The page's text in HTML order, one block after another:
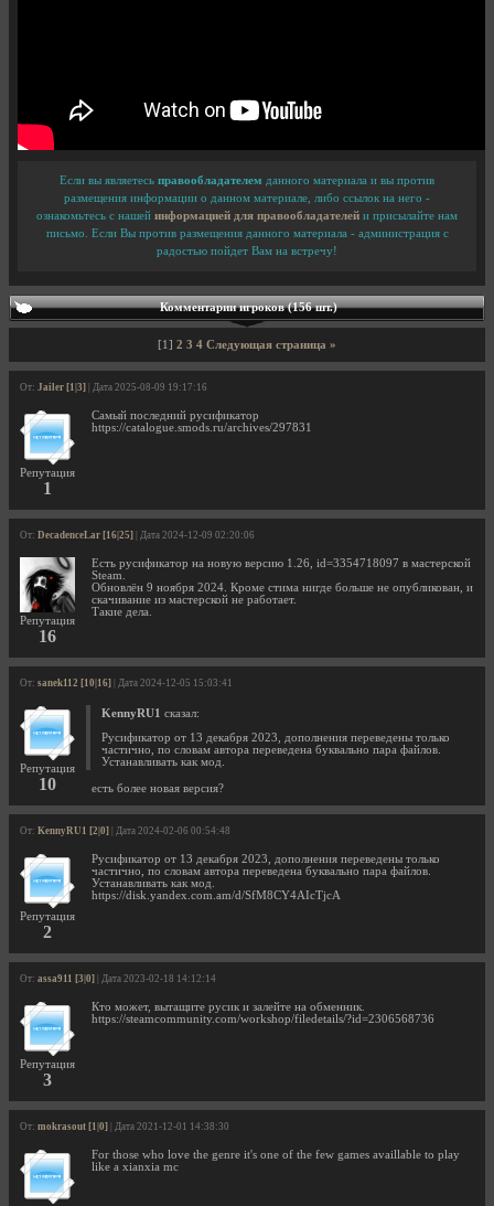
Если вы являетесь правообладателем данного материала и вы против
размещения информации о данном материале, либо ссылок на него -
ознакомьтесь с нашей информацией для правообладателей и присылайте нам
письмо. Если Вы против размещения данного материала - администрация с
радостью пойдет Вам на встречу!
Комментарии игроков (156 шт.)
[1] 2 3 4 Следующая страница »
От: Jailer [1|3] | Дата 2025-08-09 19:17:16
Репутация
1
Самый последний русификатор
https://catalogue.smods.ru/archives/297831
От: DecadenceLar [16|25] | Дата 2024-12-09 02:20:06
Репутация
16
Есть русификатор на новую версию 1.26, id=3354718097 в мастерской
Steam.
Обновлён 9 ноября 2024. Кроме стима нигде больше не опубликован, и
скачивание из мастерской не работает.
Такие дела.
От: sanek112 [10|16] | Дата 2024-12-05 15:03:41
Репутация
10
KennyRU1 сказал:
Русификатор от 13 декабря 2023, дополнения переведены только
частично, по словам автора переведена буквально пара файлов.
Устанавливать как мод.
есть более новая версия?
От: KennyRU1 [2|0] | Дата 2024-02-06 00:54:48
Репутация
2
Русификатор от 13 декабря 2023, дополнения переведены только
частично, по словам автора переведена буквально пара файлов.
Устанавливать как мод.
https://disk.yandex.com.am/d/SfM8CY4AIcTjcA
От: assa911 [3|0] | Дата 2023-02-18 14:12:14
Репутация
3
Кто может, вытащите русик и залейте на обменник.
https://steamcommunity.com/workshop/filedetails/?id=2306568736
От: mokrasout [1|0] | Дата 2021-12-01 14:38:30
For those who love the genre it's one of the few games availlable to play
like a xianxia mc